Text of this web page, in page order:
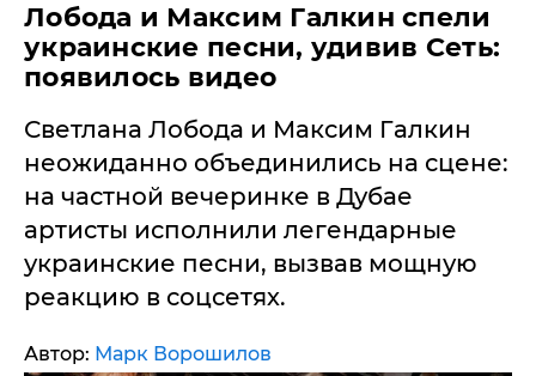
Лобода и Максим Галкин спели
украинские песни, удивив Сеть:
появилось видео
Светлана Лобода и Максим Галкин
неожиданно объединились на сцене:
на частной вечеринке в Дубае
артисты исполнили легендарные
украинские песни, вызвав мощную
реакцию в соцсетях.
Автор: Марк Ворошилов